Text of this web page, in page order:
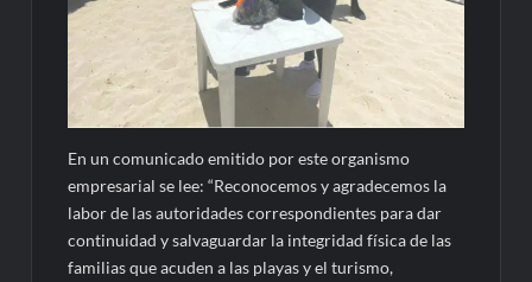
En un comunicado emitido por este organismo
empresarial se lee: “Reconocemos y agradecemos la
labor de las autoridades correspondientes para dar
continuidad y salvaguardar la integridad física de las
familias que acuden a las playas y el turismo,